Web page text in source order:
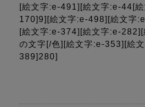
[絵文字:e-491][絵文字:e-44[
170]9][絵文字:e-498][絵文字
[絵文字:e-374][絵文字:e-
の文字[/色][絵文字:e-353][絵
389]280]